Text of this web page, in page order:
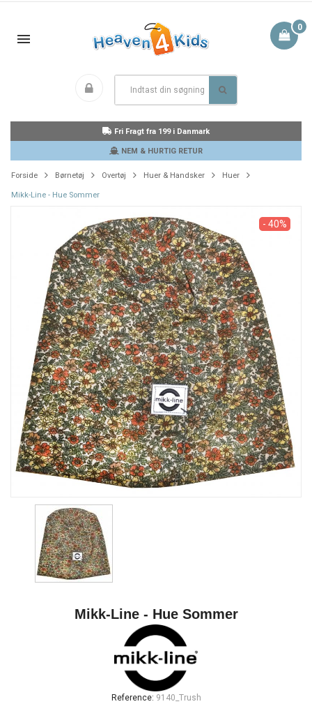
0
Fri Fragt fra 199 i Danmark
NEM & HURTIG RETUR
Forside Børnetøj Overtøj Huer & Handsker Huer
Mikk-Line - Hue Sommer
- 40%
Mikk-Line - Hue Sommer
Reference: 9140_Trush